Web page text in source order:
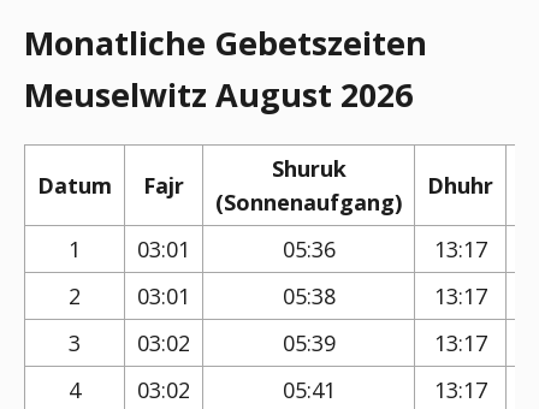
Monatliche Gebetszeiten
Meuselwitz August 2026
Datum Fajr
Shuruk
(Sonnenaufgang)
Dhuhr
1
03:01 05:36 13:17
2
03:01 05:38 13:17
3
03:02 05:39 13:17
4
03:02 05:41 13:17